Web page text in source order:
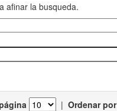
afinar la busqueda.
| Ordenar por